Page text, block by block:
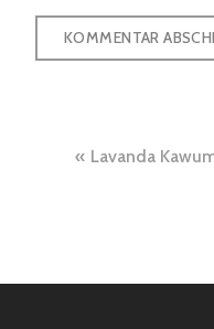
Lavanda